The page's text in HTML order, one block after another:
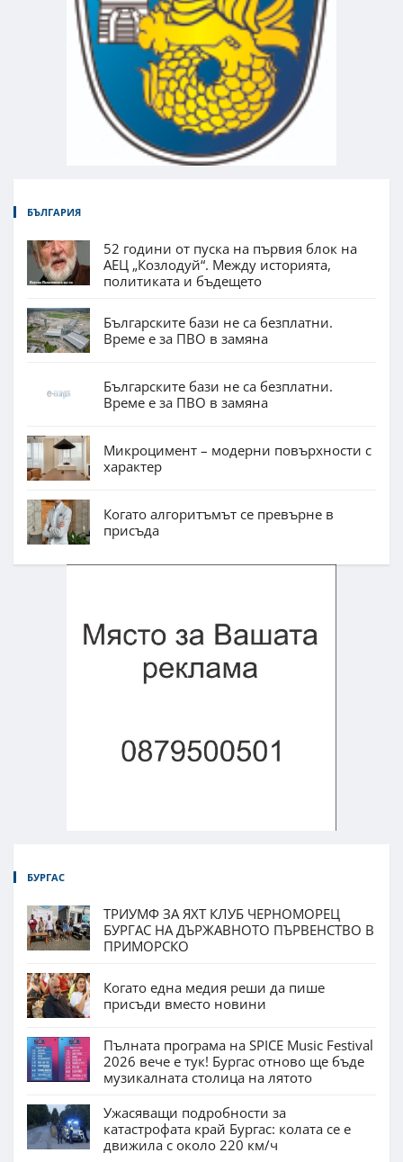
БЪЛГАРИЯ
52 години от пуска на първия блок на
АЕЦ „Козлодуй“. Между историята,
политиката и бъдещето
Българските бази не са безплатни.
Време е за ПВО в замяна
Българските бази не са безплатни.
Време е за ПВО в замяна
Микроцимент – модерни повърхности с
характер
Когато алгоритъмът се превърне в
присъда
БУРГАС
ТРИУМФ ЗА ЯХТ КЛУБ ЧЕРНОМОРЕЦ
БУРГАС НА ДЪРЖАВНОТО ПЪРВЕНСТВО В
ПРИМОРСКО
Когато една медия реши да пише
присъди вместо новини
Пълната програма на SPICE Music Festival
2026 вече е тук! Бургас отново ще бъде
музикалната столица на лятото
Ужасяващи подробности за
катастрофата край Бургас: колата се е
движила с около 220 км/ч